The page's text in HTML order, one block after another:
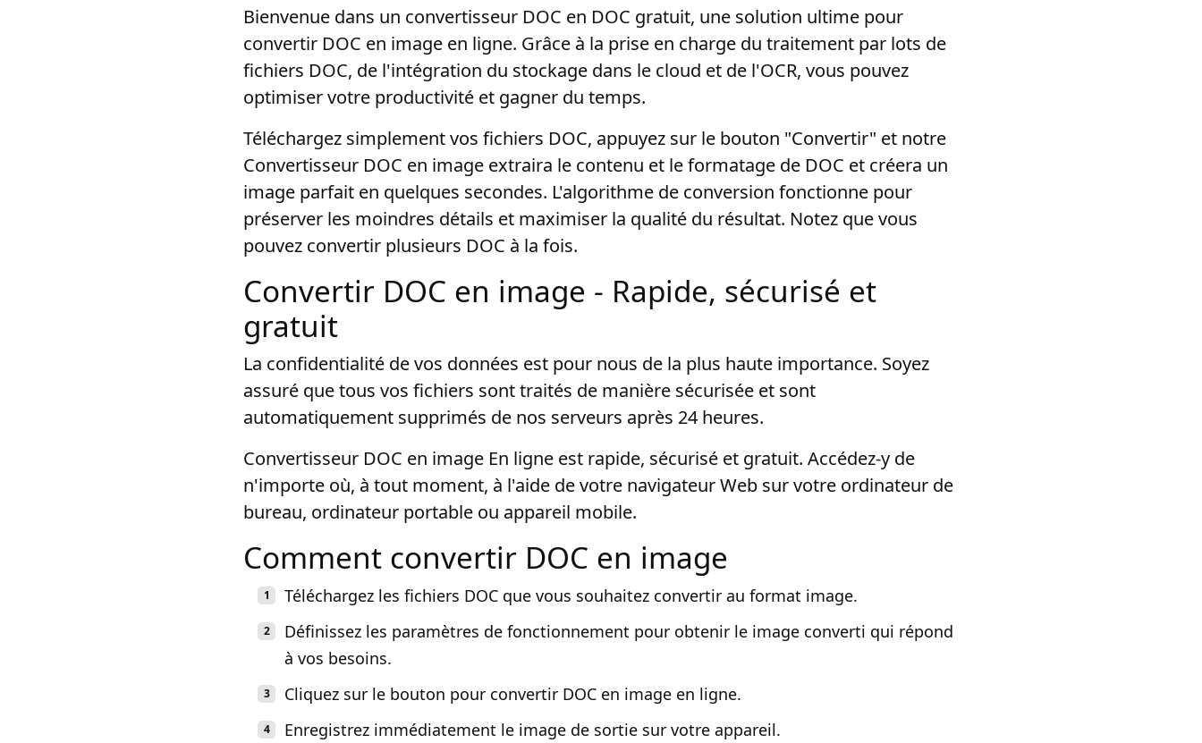
Bienvenue dans un convertisseur DOC en DOC gratuit, une solution ultime pour
convertir DOC en image en ligne. Grâce à la prise en charge du traitement par lots de
fichiers DOC, de l'intégration du stockage dans le cloud et de l'OCR, vous pouvez
optimiser votre productivité et gagner du temps.
Téléchargez simplement vos fichiers DOC, appuyez sur le bouton "Convertir" et notre
Convertisseur DOC en image extraira le contenu et le formatage de DOC et créera un
image parfait en quelques secondes. L'algorithme de conversion fonctionne pour
préserver les moindres détails et maximiser la qualité du résultat. Notez que vous
pouvez convertir plusieurs DOC à la fois.
Convertir DOC en image - Rapide, sécurisé et
gratuit
La confidentialité de vos données est pour nous de la plus haute importance. Soyez
assuré que tous vos fichiers sont traités de manière sécurisée et sont
automatiquement supprimés de nos serveurs après 24 heures.
Convertisseur DOC en image En ligne est rapide, sécurisé et gratuit. Accédez-y de
n'importe où, à tout moment, à l'aide de votre navigateur Web sur votre ordinateur de
bureau, ordinateur portable ou appareil mobile.
Comment convertir DOC en image
Téléchargez les fichiers DOC que vous souhaitez convertir au format image.
Définissez les paramètres de fonctionnement pour obtenir le image converti qui répond
à vos besoins.
Cliquez sur le bouton pour convertir DOC en image en ligne.
Enregistrez immédiatement le image de sortie sur votre appareil.